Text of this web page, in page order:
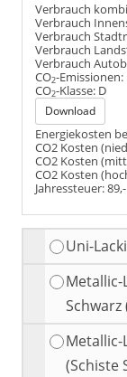
Verbrauch
Verbrauch
Verbrauch
Verbrauch
Verbrauch
CO2-Emissionen:
CO2-Klasse: D
Download
Energiekosten
CO2 Kosten
CO2 Kosten
CO2 Kosten
Jahressteuer:
Uni-
Schwarz
(Schiste